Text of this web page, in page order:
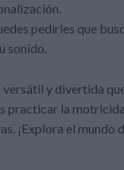
pedirles que
sonido.
y divertida
practicar la
¡Explora el